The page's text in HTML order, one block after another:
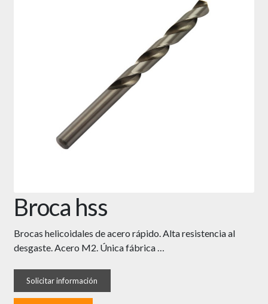
Broca hss
Brocas helicoidales de acero rápido. Alta resistencia al
desgaste. Acero M2. Única fábrica …